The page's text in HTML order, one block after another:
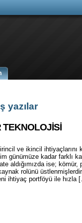
yazılar
TEKNOLOJİSİ
ve ikincil ihtiyaçlarını
günümüze kadar farklı
aldığımızda ise;
rolünü
ihtiyaç portföyü ile hızla